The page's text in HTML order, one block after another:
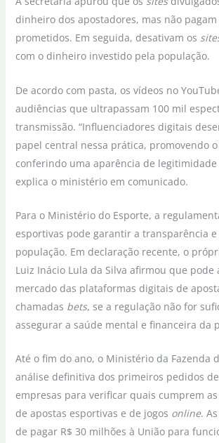
dinheiro dos apostadores, mas não
prometidos. Em seguida, desativam os
com o dinheiro investido pela população.
De acordo com pasta, os vídeos no
audiências que ultrapassam 100 mil
transmissão. “Influenciadores digitais
papel central nessa prática, promovendo o
conferindo uma aparência de legitimidade
explica o ministério em comunicado.
Para o Ministério do Esporte, a
esportivas pode garantir a transparência e
população. Em declaração recente, o
Luiz Inácio Lula da Silva afirmou que pode
mercado das plataformas digitais de
chamadas bets, se a regulação não for
assegurar a saúde mental e financeira da
Até o fim do ano, o Ministério da Fazenda
análise definitiva dos primeiros pedidos
empresas para verificar quais cumprem
de apostas esportivas e de jogos online.
de pagar R$ 30 milhões à União para